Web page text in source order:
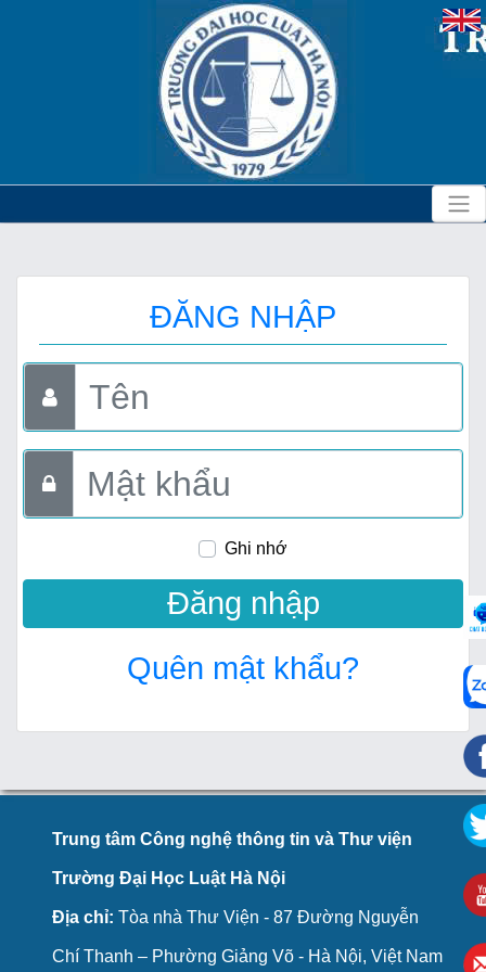
ĐĂNG NHẬP
Ghi nhớ
Quên mật khẩu?
Trung tâm Công nghệ thông tin và Thư viện
Trường Đại Học Luật Hà Nội
Địa chỉ: Tòa nhà Thư Viện - 87 Đường Nguyễn
Chí Thanh – Phường Giảng Võ - Hà Nội, Việt Nam